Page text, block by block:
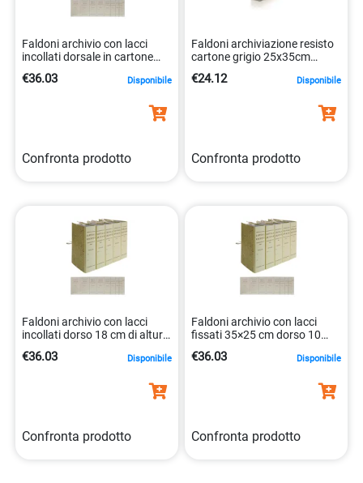
Faldoni archivio con lacci
incollati dorsale in cartone
€36.03 Disponibile
Confronta prodotto
Faldoni archiviazione resisto
cartone grigio 25x35cm
€24.12 Disponibile
Confronta prodotto
Faldoni archivio con lacci
incollati dorso 18 cm di altura
€36.03 Disponibile
Confronta prodotto
Faldoni archivio con lacci
fissati 35×25 cm dorso 10
€36.03 Disponibile
Confronta prodotto